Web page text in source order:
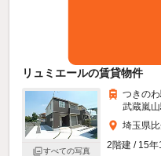
リュミエールの賃貸物件
すべての写真
つきの
武蔵嵐
埼玉県
2階建 / 15